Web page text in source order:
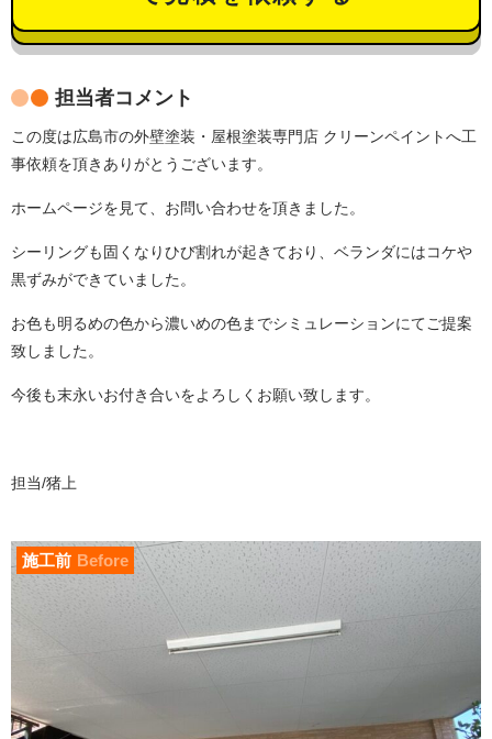
担当者コメント
この度は広島市の外壁塗装・屋根塗装専門店 クリーンペイントへ工
事依頼を頂きありがとうございます。
ホームページを見て、お問い合わせを頂きました。
シーリングも固くなりひび割れが起きており、ベランダにはコケや
黒ずみができていました。
お色も明るめの色から濃いめの色までシミュレーションにてご提案
致しました。
今後も末永いお付き合いをよろしくお願い致します。
担当/猪上
施工前 Before